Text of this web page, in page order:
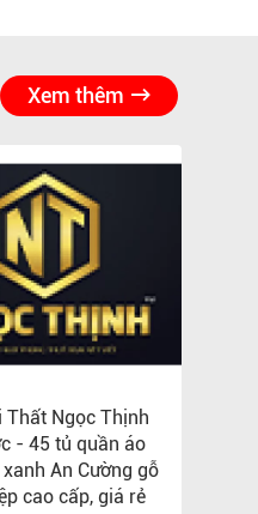
Xem thêm
Thất Ngọc Thịnh
- 45 tủ quần áo
An Cường gỗ
cao cấp, giá rẻ